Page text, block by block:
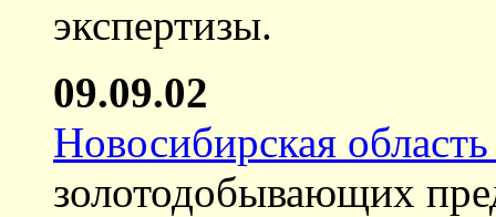
экспертизы.
09.09.02
Новосибирская
золотодобывающих